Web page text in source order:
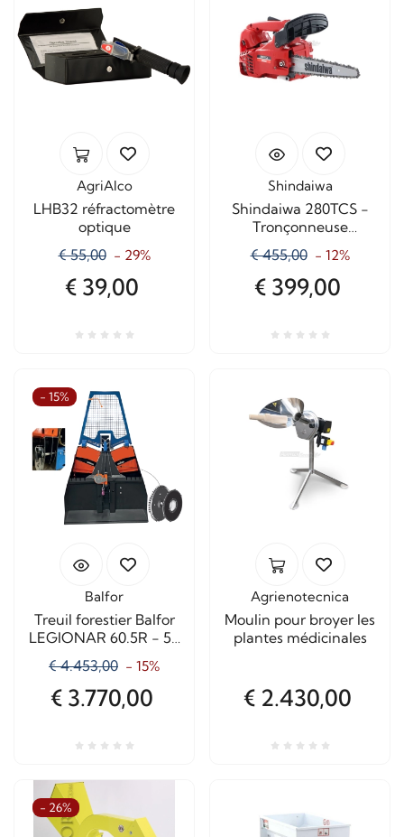
AgriAlco
LHB32 réfractomètre
optique
€ 55,00 - 29%
€ 39,00
Shindaiwa
Shindaiwa 280TCS -
Tronçonneuse
Lame de sculpture de
25 cm
€ 455,00 - 12%
€ 399,00
- 15%
Balfor
Treuil forestier Balfor
LEGIONAR 60.5R - 50
quintaux
€ 4.453,00 - 15%
€ 3.770,00
Agrienotecnica
Moulin pour broyer les
plantes médicinales
€ 2.430,00
- 26%